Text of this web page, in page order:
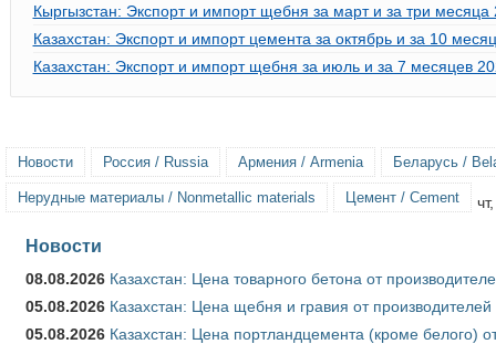
Кыргызстан: Экспорт и импорт щебня за март и за три месяца
Казахстан: Экспорт и импорт цемента за октябрь и за 10
Казахстан: Экспорт и импорт щебня за июль и за 7 месяцев
Новости Россия / Russia Армения / Armenia Беларусь /
Нерудные материалы / Nonmetallic materials Цемент / Cement
Новости
08.08.2026 Казахстан: Цена товарного бетона от
05.08.2026 Казахстан: Цена щебня и гравия от
05.08.2026 Казахстан: Цена портландцемента (кроме белого)